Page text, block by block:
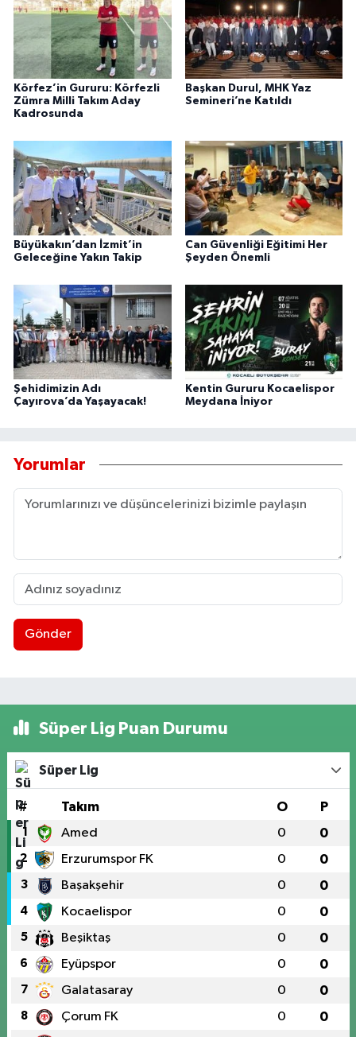
Körfez’in Gururu: Körfezli
Zümra Milli Takım Aday
Kadrosunda
Başkan Durul, MHK Yaz
Semineri’ne Katıldı
Büyükakın’dan İzmit’in
Geleceğine Yakın Takip
Can Güvenliği Eğitimi Her
Şeyden Önemli
Şehidimizin Adı
Çayırova’da Yaşayacak!
Kentin Gururu Kocaelispor
Meydana İniyor
Yorumlar
Gönder
Süper Lig Puan Durumu
Süper Lig
# Takım O P
1 Amed 0 0
2 Erzurumspor FK 0 0
3 Başakşehir 0 0
4 Kocaelispor 0 0
5 Beşiktaş 0 0
6 Eyüpspor 0 0
7 Galatasaray 0 0
8 Çorum FK 0 0